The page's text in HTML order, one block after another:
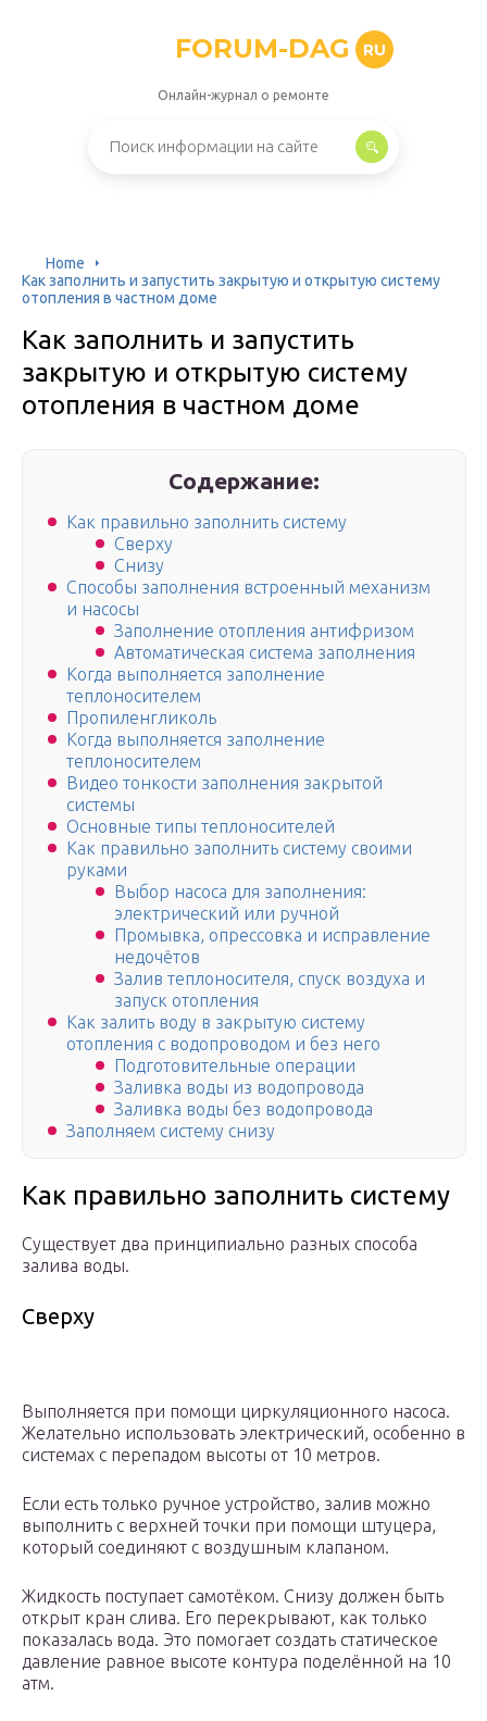
FORUM-DAG RU
Онлайн-журнал о ремонте
Home
Как заполнить и запустить закрытую и открытую систему
отопления в частном доме
Как заполнить и запустить
закрытую и открытую систему
отопления в частном доме
Содержание:
Как правильно заполнить систему
Сверху
Снизу
Способы заполнения встроенный механизм
и насосы
Заполнение отопления антифризом
Автоматическая система заполнения
Когда выполняется заполнение
теплоносителем
Пропиленгликоль
Когда выполняется заполнение
теплоносителем
Видео тонкости заполнения закрытой
системы
Основные типы теплоносителей
Как правильно заполнить систему своими
руками
Выбор насоса для заполнения:
электрический или ручной
Промывка, опрессовка и исправление
недочётов
Залив теплоносителя, спуск воздуха и
запуск отопления
Как залить воду в закрытую систему
отопления с водопроводом и без него
Подготовительные операции
Заливка воды из водопровода
Заливка воды без водопровода
Заполняем систему снизу
Как правильно заполнить систему
Существует два принципиально разных способа
залива воды.
Сверху
Выполняется при помощи циркуляционного насоса.
Желательно использовать электрический, особенно в
системах с перепадом высоты от 10 метров.
Если есть только ручное устройство, залив можно
выполнить с верхней точки при помощи штуцера,
который соединяют с воздушным клапаном.
Жидкость поступает самотёком. Снизу должен быть
открыт кран слива. Его перекрывают, как только
показалась вода. Это помогает создать статическое
давление равное высоте контура поделённой на 10
атм.